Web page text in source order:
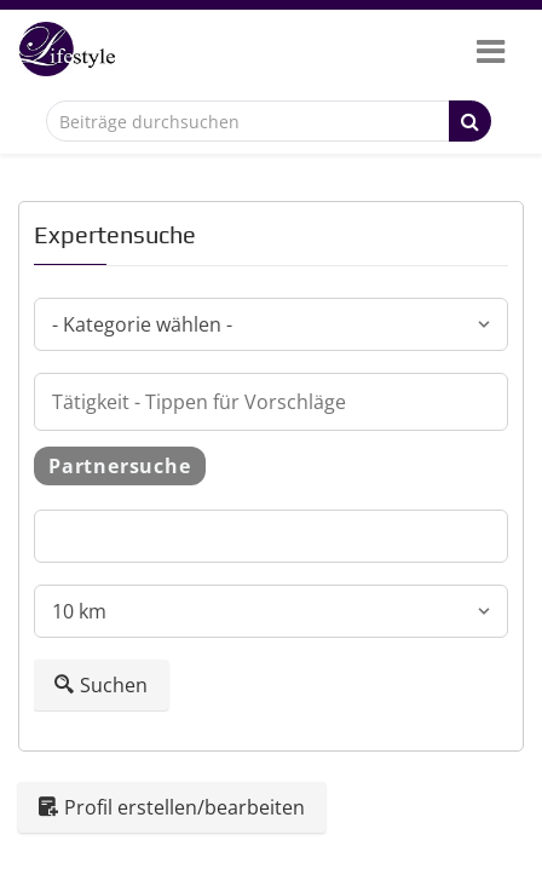
Expertensuche
Partnersuche
Suchen
Profil erstellen/bearbeiten